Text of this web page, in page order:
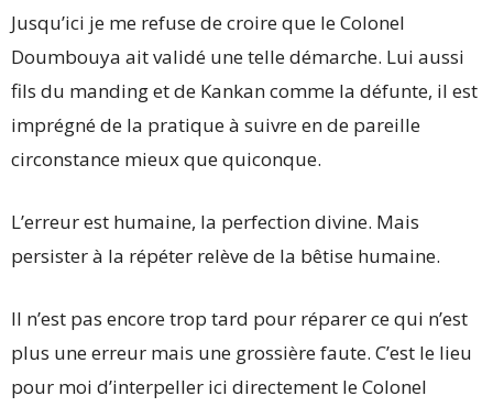
Jusqu’ici je me refuse de croire que le Colonel
Doumbouya ait validé une telle démarche. Lui aussi
fils du manding et de Kankan comme la défunte, il est
imprégné de la pratique à suivre en de pareille
circonstance mieux que quiconque.
L’erreur est humaine, la perfection divine. Mais
persister à la répéter relève de la bêtise humaine.
Il n’est pas encore trop tard pour réparer ce qui n’est
plus une erreur mais une grossière faute. C’est le lieu
pour moi d’interpeller ici directement le Colonel